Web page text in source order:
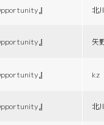
』 北
』 矢
』 kz
』 北